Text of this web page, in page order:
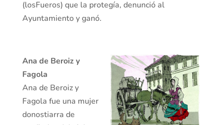
(losFueros) que la protegía, denunció al
Ayuntamiento y ganó.
Ana de Beroiz y
Fagola
Ana de Beroiz y
Fagola fue una mujer
donostiarra de